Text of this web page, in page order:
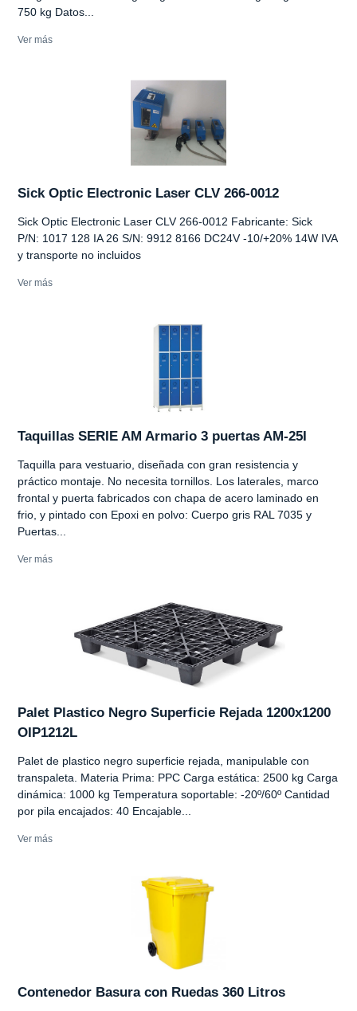
750 kg Datos...
Ver más
Sick Optic Electronic Laser CLV 266-0012
Sick Optic Electronic Laser CLV 266-0012 Fabricante: Sick
P/N: 1017 128 IA 26 S/N: 9912 8166 DC24V -10/+20% 14W IVA
y transporte no incluidos
Ver más
Taquillas SERIE AM Armario 3 puertas AM-25I
Taquilla para vestuario, diseñada con gran resistencia y
práctico montaje. No necesita tornillos. Los laterales, marco
frontal y puerta fabricados con chapa de acero laminado en
frio, y pintado con Epoxi en polvo: Cuerpo gris RAL 7035 y
Puertas...
Ver más
Palet Plastico Negro Superficie Rejada 1200x1200
OIP1212L
Palet de plastico negro superficie rejada, manipulable con
transpaleta. Materia Prima: PPC Carga estática: 2500 kg Carga
dinámica: 1000 kg Temperatura soportable: -20º/60º Cantidad
por pila encajados: 40 Encajable...
Ver más
Contenedor Basura con Ruedas 360 Litros